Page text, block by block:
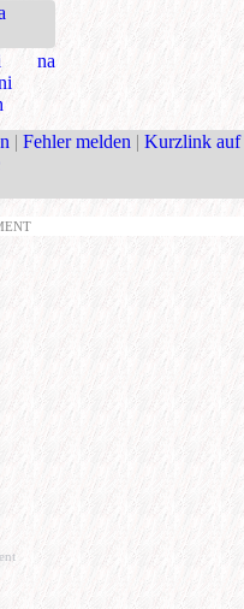
na
| Fehler melden | Kurzlink auf